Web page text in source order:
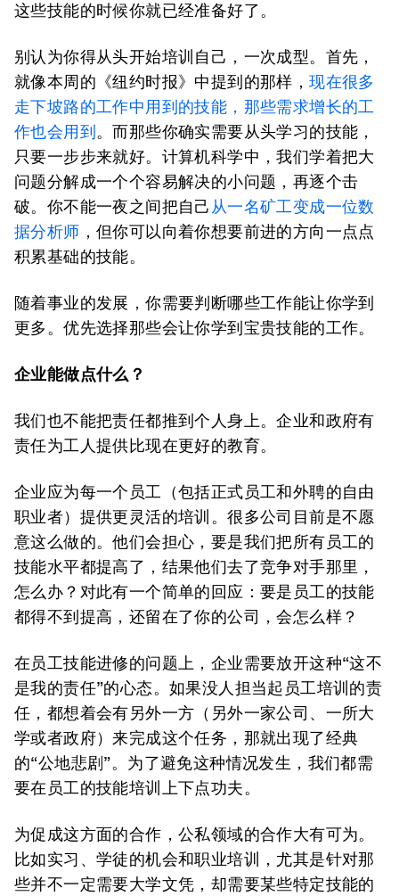
这些技能的时候你就已经准备好了。
别认为你得从头开始培训自己，一次成型。首先，
就像本周的《纽约时报》中提到的那样，现在很多
走下坡路的工作中用到的技能，那些需求增长的工
作也会用到 。而那些你确实需要从头学习的技能，
只要一步步来就好。计算机科学中，我们学着把大
问题分解成一个个容易解决的小问题，再逐个击
破。你不能一夜之间把自己 从一名矿工变成一位数
据分析师 ，但你可以向着你想要前进的方向一点点
积累基础的技能。
随着事业的发展，你需要判断哪些工作能让你学到
更多。优先选择那些会让你学到宝贵技能的工作。
企业能做点什么？
我们也不能把责任都推到个人身上。企业和政府有
责任为工人提供比现在更好的教育。
企业应为每一个员工（包括正式员工和外聘的自由
职业者）提供更灵活的培训。很多公司目前是不愿
意这么做的。他们会担心，要是我们把所有员工的
技能水平都提高了，结果他们去了竞争对手那里，
怎么办？对此有一个简单的回应：要是员工的技能
都得不到提高，还留在了你的公司，会怎么样？
在员工技能进修的问题上，企业需要放开这种“这不
是我的责任”的心态。如果没人担当起员工培训的责
任，都想着会有另外一方（另外一家公司、一所大
学或者政府）来完成这个任务，那就出现了经典
的“公地悲剧”。为了避免这种情况发生，我们都需
要在员工的技能培训上下点功夫。
为促成这方面的合作，公私领域的合作大有可为。
比如实习、学徒的机会和职业培训，尤其是针对那
些并不一定需要大学文凭，却需要某些特定技能的